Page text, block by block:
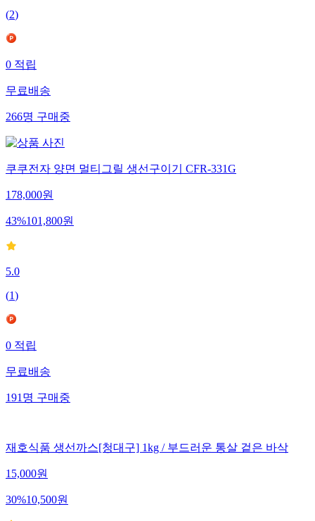
(2)
0적립
무료배송
266명구매중
쿠쿠전자 양면 멀티그릴 생선구이기 CFR-331G
178,000원
43%101,800원
5.0
(1)
0적립
무료배송
191명구매중
재호식품 생선까스[청대구] 1kg / 부드러운 통살 겉은 바삭
15,000원
30%10,500원